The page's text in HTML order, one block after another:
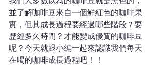
並了解咖啡豆來自一個鮮紅色的咖啡果
實，但其成長過程要經過哪些階段？要
歷經多久時間？才能變成優質的咖啡豆
呢？今天就跟小編一起來認識我們每天
在喝的咖啡成長過程吧！！